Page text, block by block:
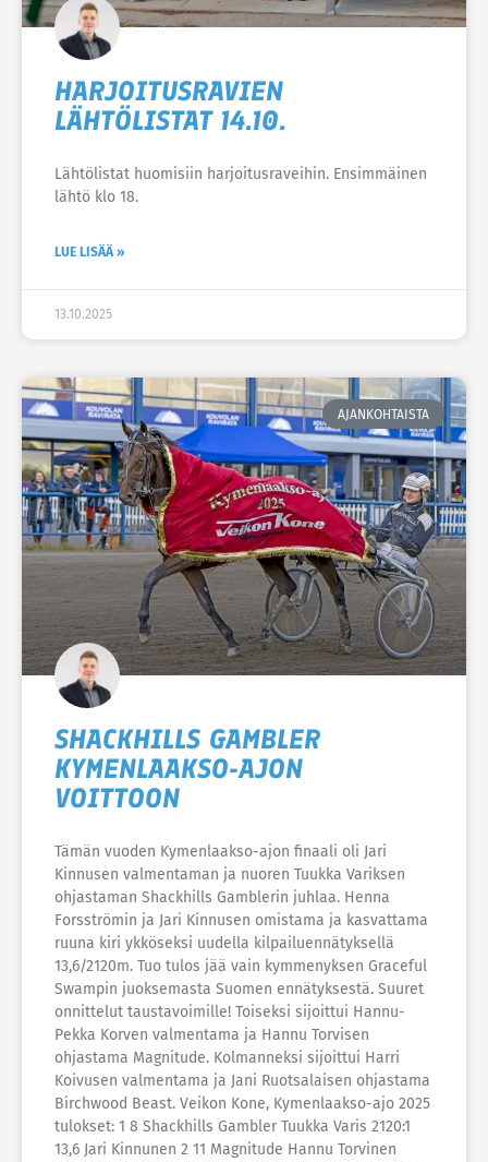
HARJOITUSRAVIEN
LÄHTÖLISTAT 14.10.
Lähtölistat huomisiin harjoitusraveihin. Ensimmäinen
lähtö klo 18.
LUE LISÄÄ »
13.10.2025
AJANKOHTAISTA
SHACKHILLS GAMBLER
KYMENLAAKSO-AJON
VOITTOON
Tämän vuoden Kymenlaakso-ajon finaali oli Jari
Kinnusen valmentaman ja nuoren Tuukka Variksen
ohjastaman Shackhills Gamblerin juhlaa. Henna
Forsströmin ja Jari Kinnusen omistama ja kasvattama
ruuna kiri ykköseksi uudella kilpailuennätyksellä
13,6/2120m. Tuo tulos jää vain kymmenyksen Graceful
Swampin juoksemasta Suomen ennätyksestä. Suuret
onnittelut taustavoimille! Toiseksi sijoittui Hannu-
Pekka Korven valmentama ja Hannu Torvisen
ohjastama Magnitude. Kolmanneksi sijoittui Harri
Koivusen valmentama ja Jani Ruotsalaisen ohjastama
Birchwood Beast. Veikon Kone, Kymenlaakso-ajo 2025
tulokset: 1 8 Shackhills Gambler Tuukka Varis 2120:1
13,6 Jari Kinnunen 2 11 Magnitude Hannu Torvinen